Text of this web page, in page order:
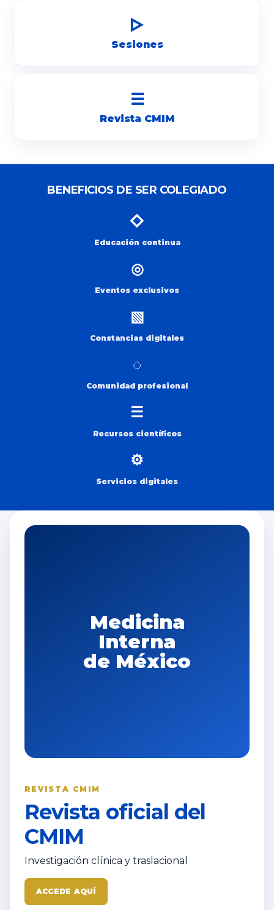
▷
Sesiones
☰
Revista CMIM
BENEFICIOS DE SER COLEGIADO
◇
Educación continua
◎
Eventos exclusivos
▧
Constancias digitales
◌
Comunidad profesional
☰
Recursos científicos
⚙
Servicios digitales
Medicina
Interna
de México
REVISTA CMIM
Revista oficial del
CMIM
Investigación clínica y traslacional
ACCEDE AQUÍ